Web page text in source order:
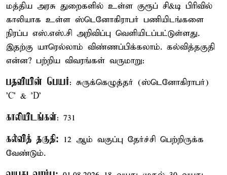
மத்திய அரசு துறைகளில் உள்ள குரூப் சி&டி பிரிவில்
காலியாக உள்ள ஸ்டெனோகிராபர் பணியிடங்களை
நிரப்ப எஸ்.எஸ்.சி அறிவிப்பு வெளியிடப்பட்டுள்ளது.
இதற்கு யாரெல்லாம் விண்ணப்பிக்கலாம். கல்வித்தகுதி
என்ன? பற்றிய விவரங்கள் வருமாறு:
பதவியின் பெயர்: சுருக்கெழுத்தர் (ஸ்டெனோகிராபர்)
'C' & 'D'
காலியிடங்கள்: 731
கல்வித் தகுதி: 12 ஆம் வகுப்பு தேர்ச்சி பெற்றிருக்க
வேண்டும்.